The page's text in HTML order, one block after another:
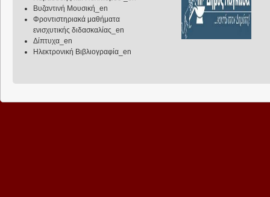
Βυζαντινή Μουσική_en
Φροντιστηριακά μαθήματα
ενισχυτικής διδασκαλίας_en
Δίπτυχα_en
Ηλεκτρονική Βιβλιογραφία_en